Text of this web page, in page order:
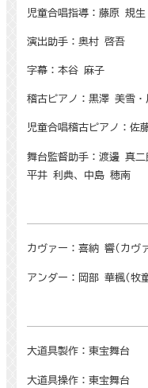
児童合唱指導：藤原 規生
演出助手：奥村 啓吾
字幕：本谷 麻子
稽古ピアノ：黒澤 美雪
児童合唱稽古ピアノ：佐
舞台監督助手：渡邊 真
平井 利典、中島 穂南
カヴァー：喜納 響( カヴ
アンダー：岡部 華楓(牧
大道具製作：東宝舞台
大道具操作：東宝舞台